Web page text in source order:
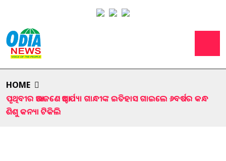
HOME
ପୃଥିବୀର ଆଉଜଣେ ଆଶ୍ଚର୍ଯ୍ୟ। ଗାନ୍ଧୀଙ୍କ ଇତିହାସ ଗାଇଲେ ୬ବର୍ଷର କନ୍ଧ
ଶିଶୁ କନ୍ୟା ଟିକିଲି